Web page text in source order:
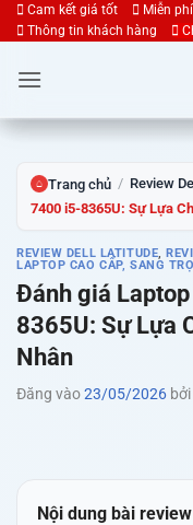
Bỏ
qua
nội
dung
Cam kết giá tốt Miễn
Thông tin khách hàng
⌂ Trang chủ / Review
7400 i5-8365U: Sự Lựa
REVIEW DELL LATITUDE,
LAPTOP CAO CẤP, SANG
Đánh giá
8365U: Sự Lựa
Nhân
Đăng vào23/05/2026 bởi
Nội dung bài review